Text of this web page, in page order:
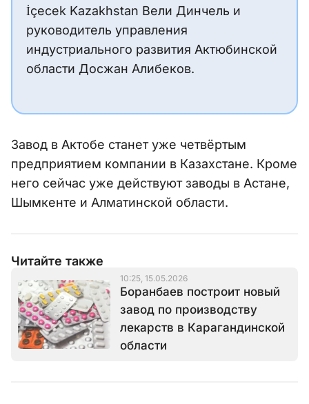
İçecek Kazakhstan Вели Динчель и
руководитель управления
индустриального развития Актюбинской
области Досжан Алибеков.
Завод в Актобе станет уже четвёртым
предприятием компании в Казахстане. Кроме
него сейчас уже действуют заводы в Астане,
Шымкенте и Алматинской области.
Читайте также
10:25, 15.05.2026
Боранбаев построит новый
завод по производству
лекарств в Карагандинской
области